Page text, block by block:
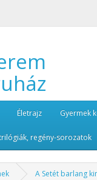
Életrajz Gyermek
regény-sorozatok
A Setét barlang